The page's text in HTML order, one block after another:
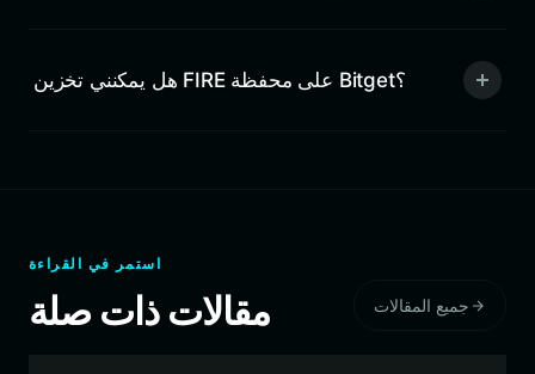
هل يمكنني تخزين FIRE على محفظة Bitget؟
استمر في القراءة
مقالات ذات صلة جميع المقالات